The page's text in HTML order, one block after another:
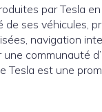
par Tesla
ses véhicules,
navigation
communauté
Tesla est une